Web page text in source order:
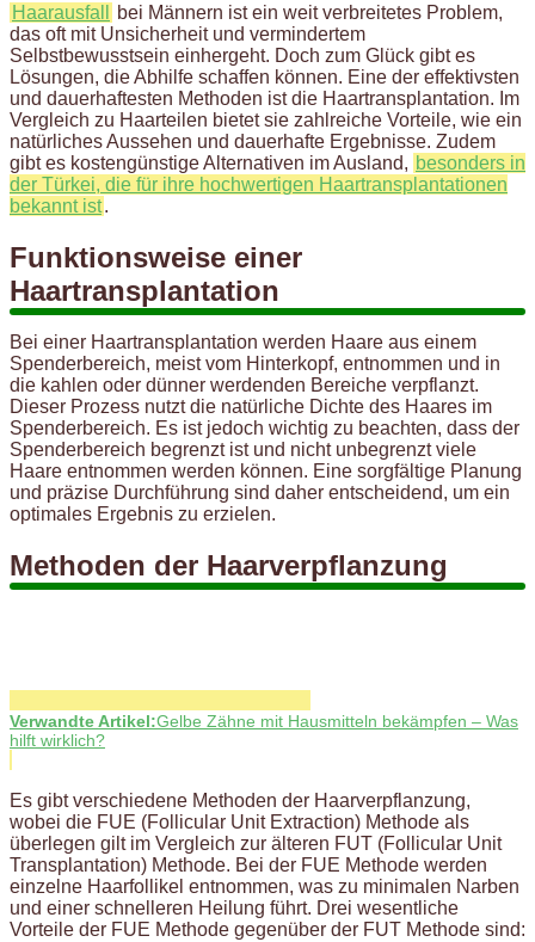
Haarausfall
bei Männern ist ein weit verbreitetes Problem,
das oft mit Unsicherheit und vermindertem
Selbstbewusstsein einhergeht. Doch zum Glück gibt es
Lösungen, die Abhilfe schaffen können. Eine der effektivsten
und dauerhaftesten Methoden ist die Haartransplantation. Im
Vergleich zu Haarteilen bietet sie zahlreiche Vorteile, wie ein
natürliches Aussehen und dauerhafte Ergebnisse. Zudem
gibt es kostengünstige Alternativen im Ausland, besonders in
der Türkei, die für ihre hochwertigen Haartransplantationen
bekannt ist.
Funktionsweise einer
Haartransplantation
Bei einer Haartransplantation werden Haare aus einem
Spenderbereich, meist vom Hinterkopf, entnommen und in
die kahlen oder dünner werdenden Bereiche verpflanzt.
Dieser Prozess nutzt die natürliche Dichte des Haares im
Spenderbereich. Es ist jedoch wichtig zu beachten, dass der
Spenderbereich begrenzt ist und nicht unbegrenzt viele
Haare entnommen werden können. Eine sorgfältige Planung
und präzise Durchführung sind daher entscheidend, um ein
optimales Ergebnis zu erzielen.
Methoden der Haarverpflanzung
Verwandte Artikel:Gelbe Zähne mit Hausmitteln bekämpfen – Was
hilft wirklich?
Es gibt verschiedene Methoden der Haarverpflanzung,
wobei die FUE (Follicular Unit Extraction) Methode als
überlegen gilt im Vergleich zur älteren FUT (Follicular Unit
Transplantation) Methode. Bei der FUE Methode werden
einzelne Haarfollikel entnommen, was zu minimalen Narben
und einer schnelleren Heilung führt. Drei wesentliche
Vorteile der FUE Methode gegenüber der FUT Methode sind: